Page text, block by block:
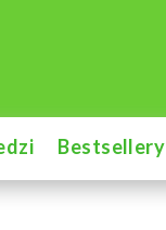
Bestsellery